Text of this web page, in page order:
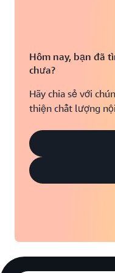
Hôm nay, bạn đã
chưa?
Hãy chia sẻ với
thiện chất lượng